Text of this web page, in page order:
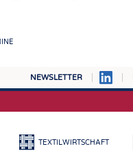
NEWSLETTER
FASERNTEXTILWIRTSCHAFT